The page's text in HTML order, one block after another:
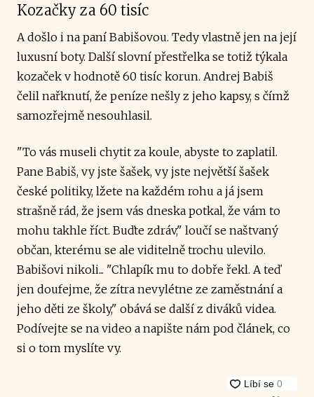
Kozačky za 60 tisíc
A došlo i na paní Babišovou. Tedy vlastně jen na její
luxusní boty. Další slovní přestřelka se totiž týkala
kozaček v hodnotě 60 tisíc korun. Andrej Babiš
čelil nařknutí, že peníze nešly z jeho kapsy, s čímž
samozřejmě nesouhlasil.
"To vás museli chytit za koule, abyste to zaplatil.
Pane Babiš, vy jste šašek, vy jste největší šašek
české politiky, lžete na každém rohu a já jsem
strašně rád, že jsem vás dneska potkal, že vám to
mohu takhle říct. Buďte zdráv," loučí se naštvaný
občan, kterému se ale viditelně trochu ulevilo.
Babišovi nikoli... "Chlapík mu to dobře řekl. A teď
jen doufejme, že zítra nevylétne ze zaměstnání a
jeho děti ze školy," obává se další z diváků videa.
Podívejte se na video a napište nám pod článek, co
si o tom myslíte vy.